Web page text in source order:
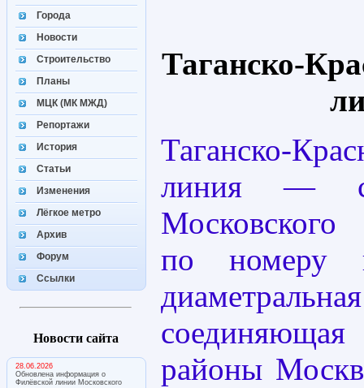
Города
Новости
Строительство
Планы
МЦК (МК МЖД)
Репортажи
История
Статьи
Изменения
Лёгкое метро
Архив
Форум
Ссылки
Новости сайта
28.06.2026
Обновлена информация о
Филёвской линии Московского
Таганско-
Таганско-
линия —
Московского
по номеру
соединяющая
районы